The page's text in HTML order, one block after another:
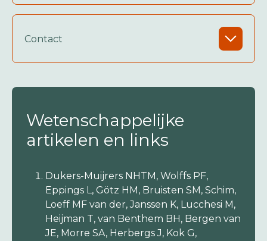
Contact
Wetenschappelijke
artikelen en links
Dukers-Muijrers NHTM, Wolffs PF,
Eppings L, Götz HM, Bruisten SM, Schim,
Loeff MF van der, Janssen K, Lucchesi M,
Heijman T, van Benthem BH, Bergen van
JE, Morre SA, Herbergs J, Kok G,